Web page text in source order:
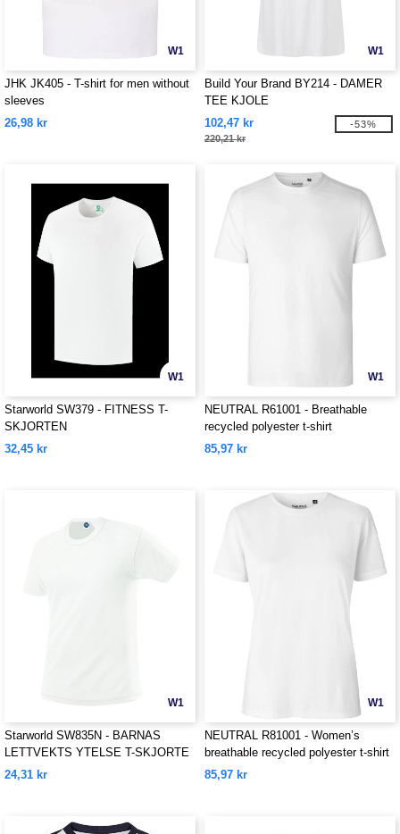
W1
JHK JK405 - T-shirt for men without
sleeves
26,98 kr
W1
Build Your Brand BY214 - DAMER
TEE KJOLE
102,47 kr
220,21 kr
-53%
W1
Starworld SW379 - FITNESS T-
SKJORTEN
32,45 kr
W1
NEUTRAL R61001 - Breathable
recycled polyester t-shirt
85,97 kr
W1
Starworld SW835N - BARNAS
LETTVEKTS YTELSE T-SKJORTE
24,31 kr
W1
NEUTRAL R81001 - Women’s
breathable recycled polyester t-shirt
85,97 kr